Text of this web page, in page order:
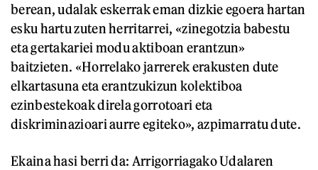
berean, udalak eskerrak eman dizkie egoera hartan
esku hartu zuten herritarrei, «zinegotzia babestu
eta gertakariei modu aktiboan erantzun»
baitzieten. «Horrelako jarrerek erakusten dute
elkartasuna eta erantzukizun kolektiboa
ezinbestekoak direla gorrotoari eta
diskriminazioari aurre egiteko», azpimarratu dute.
Ekaina hasi berri da: Arrigorriagako Udalaren